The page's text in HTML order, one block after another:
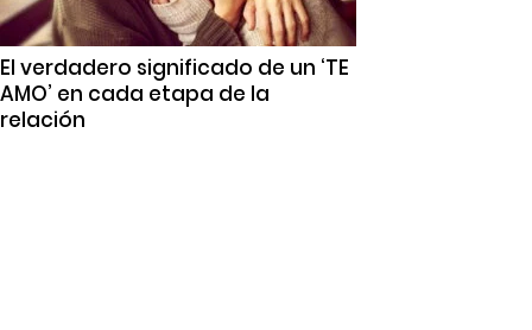
El verdadero significado de un ‘TE
AMO’ en cada etapa de la
relación